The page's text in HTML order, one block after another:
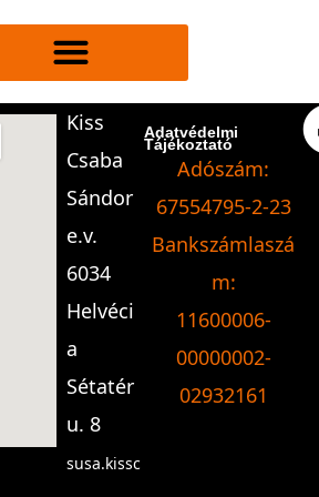
Kiss
Csaba
Sándor
e.v.
6034
Helvéci
a
Sétatér
u. 8
susa.kissc
Adatvédelmi
Tájékoztató
Adószám:
67554795-2-23
Bankszámlaszá
m:
11600006-
00000002-
02932161